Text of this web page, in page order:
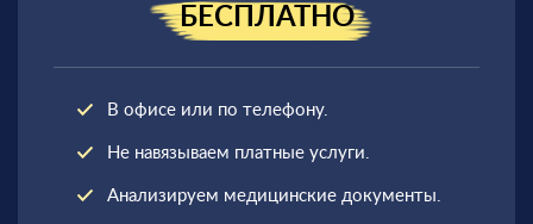
БЕСПЛАТНО
В офисе или по телефону.
Не навязываем платные услуги.
Анализируем медицинские документы.